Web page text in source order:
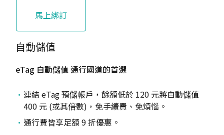
馬上綁訂
自動儲值
eTag 自動儲值 通行國道的首選
連結 eTag 預儲帳戶，餘額低於 120 元將自動儲值
400 元 (或其倍數)，免手續費、免煩惱。
通行費皆享足額 9 折優惠。